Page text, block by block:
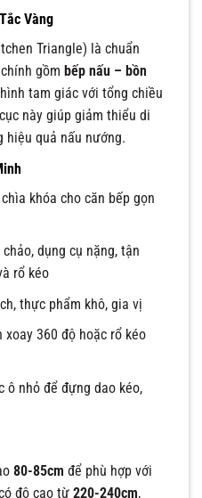
Vàng
Triangle) là chuẩn
gồm bếp nấu – bồn
tam giác với tổng chiều
này giúp giảm thiểu di
hiệu quả nấu nướng.
khóa cho căn bếp gọn
dụng cụ nặng, tận
rổ kéo
thực phẩm khô, gia vị
xoay 360 độ hoặc rổ kéo
ô nhỏ để đựng dao kéo,
80-85cm để phù hợp với
độ cao từ 220-240cm,